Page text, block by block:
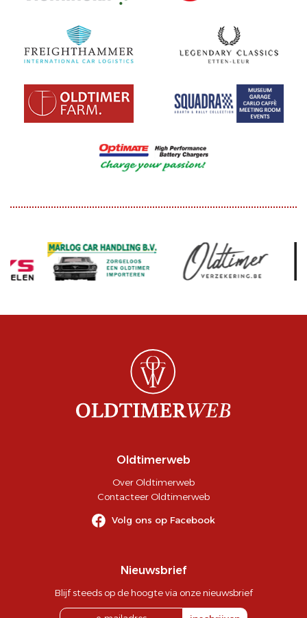
Oldtimerweb
Over Oldtimerweb
Contacteer Oldtimerweb
Volg ons op Facebook
Nieuwsbrief
Blijf steeds op de hoogte via onze nieuwsbrief